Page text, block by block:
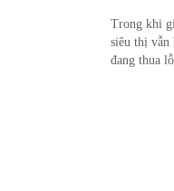
Trong khi
siêu thị vẫn
đang thua